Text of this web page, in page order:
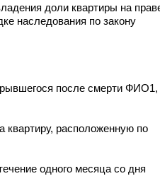
доли квартиры на
наследования по закону
после смерти ФИО1,
расположенную по
одного месяца со дня